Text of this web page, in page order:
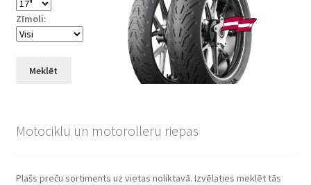
Zīmoli:
Meklēt
Motociklu un motorolleru riepas
Plašs preču sortiments uz vietas noliktavā. Izvēlaties meklēt tās